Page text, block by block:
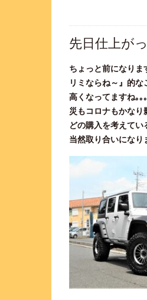
先日仕上が
ちょっと前になり
リミならね～』的
高くなってますね｡
災もコロナもかな
どの購入を考えて
当然取り合いにな